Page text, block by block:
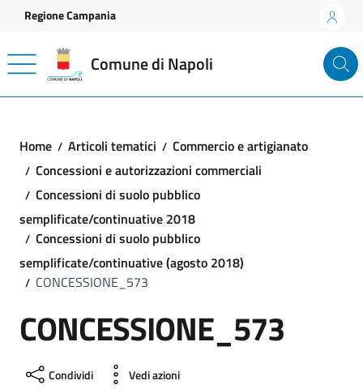
Vai ai contenuti
Vai al footer
Regione Campania
Comune di Napoli
Home Articoli tematici
Commercio e artigianato
Concessioni e autorizzazioni commerciali
Concessioni di suolo pubblico
semplificate/continuative 2018
Concessioni di suolo pubblico
semplificate/continuative (agosto 2018)
CONCESSIONE_573
CONCESSIONE_573
Condividi Vedi azioni